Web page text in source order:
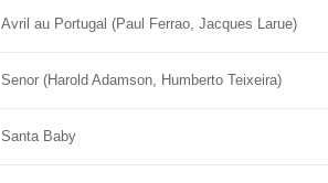
Avril au Portugal (Paul Ferrao, Jacques Larue)
Senor (Harold Adamson, Humberto Teixeira)
Santa Baby